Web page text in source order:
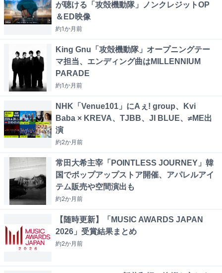
が聴ける「攻殻機動隊」ノンクレジットOP
＆ED映像
約1か月前
King Gnu「攻殻機動隊」オープニングテー
マ担当、エンディング曲はMILLENNIUM
PARADE
約1か月前
NHK「Venue101」にAぇ! group、Kvi
Baba × KREVA、TJBB、JI BLUE、≠ME出
演
約2か月前
常田大希主宰「POINTLESS JOURNEY」韓
国でポップアップストア開催、アパレルアイ
テム販売や空間演出も
約2か月前
【随時更新】「MUSIC AWARDS JAPAN
2026」受賞結果まとめ
約2か月前